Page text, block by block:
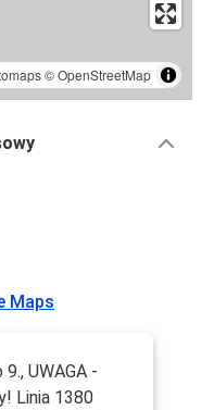
©OpenStreetMap
Maps
UWAGA -
Linia 1380